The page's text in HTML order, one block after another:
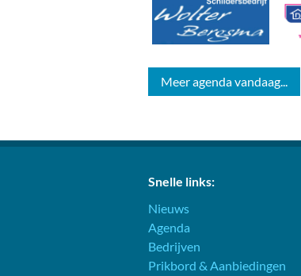
Meer agenda vandaag...
Snelle links:
Nieuws
Agenda
Bedrijven
Prikbord & Aanbiedingen